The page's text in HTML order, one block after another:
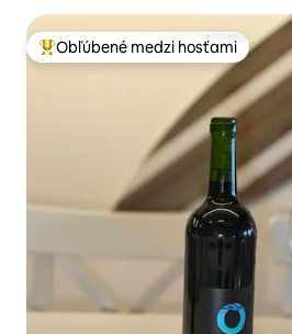
Najobľúbenejšie medzi hosťami
Obľúbené medzi hosťami